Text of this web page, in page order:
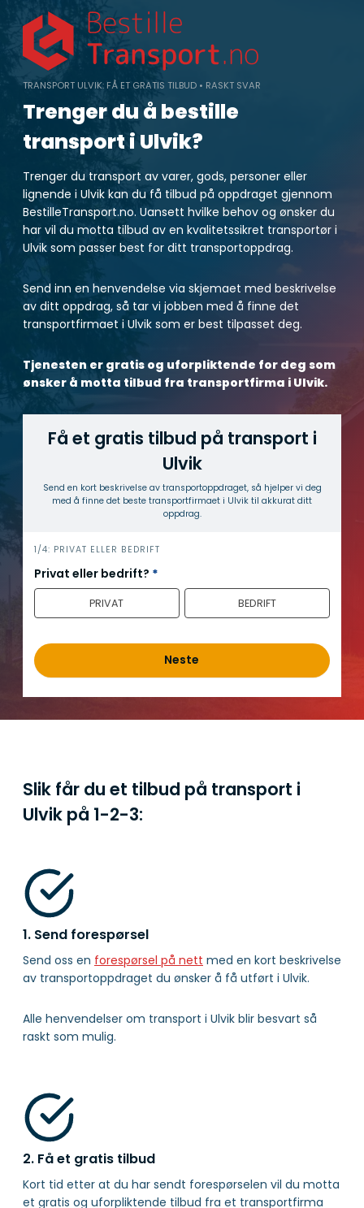
Skip
content
TRANSPORT ULVIK: FÅ ET GRATIS TILBUD • RASKT SVAR
Trenger du å bestille
transport i Ulvik?
Trenger du transport av varer, gods, personer eller
lignende i Ulvik kan du få tilbud på oppdraget gjennom
BestilleTransport.no. Uansett hvilke behov og ønsker du
har vil du motta tilbud av en kvalitetssikret transportør i
Ulvik som passer best for ditt transportoppdrag.
Send inn en henvendelse via skjemaet med beskrivelse
av ditt oppdrag, så tar vi jobben med å finne det
transportfirmaet i Ulvik som er best tilpasset deg.
Tjenesten er gratis og uforpliktende for deg som
ønsker å motta tilbud fra transportfirma i Ulvik.
Få et gratis tilbud på transport i
Ulvik
Send en kort beskrivelse av transport­oppdraget, så hjelper vi deg
med å finne det beste transport­firmaet i Ulvik til akkurat ditt
oppdrag.
h
e
r
1/4: PRIVAT ELLER BEDRIFT
Privat eller bedrift? *
PRIVAT BEDRIFT
Neste
Slik får du et tilbud på transport i
Ulvik på 1-2-3:
1. Send forespørsel
Send oss en forespørsel på nett med en kort beskrivelse
av transportoppdraget du ønsker å få utført i Ulvik.
Alle henvendelser om transport i Ulvik blir besvart så
raskt som mulig.
2. Få et gratis tilbud
Kort tid etter at du har sendt forespørselen vil du motta
et gratis og uforpliktende tilbud fra et transportfirma